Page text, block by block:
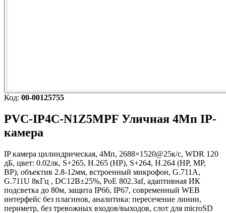
Код: 00-00125755
PVC-IP4C-N1Z5MPF Уличная 4Мп IP-
камера
IP камера цилиндрическая, 4Мп, 2688×1520@25к/c, WDR 120
дБ, цвет: 0.02лк, S+265, H.265 (HP), S+264, H.264 (HP, MP,
BP), объектив 2.8-12мм, встроенный микрофон, G.711A,
G.711U 8кГц , DC12В±25%, PoE 802.3af, адаптивная ИК
подсветка до 80м, защита IP66, IP67, современный WEB
интерфейс без плагинов, аналитика: пересечение линии,
периметр, без тревожных входов/выходов, слот для microSD